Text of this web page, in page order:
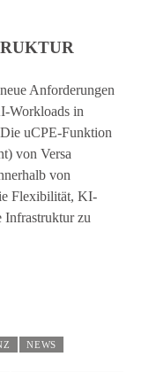
Anforderungen
Workloads in
uCPE-Funktion
von Versa
von
Flexibilität, KI-
Infrastruktur zu
NEWS